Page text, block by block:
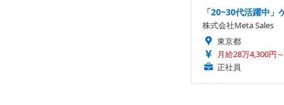
「20~30代活躍中
株式会社Meta Sales
東京都
月給28万4,300円
正社員